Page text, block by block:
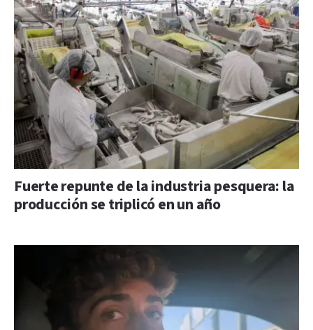
Fuerte repunte de la industria pesquera: la
producción se triplicó en un año